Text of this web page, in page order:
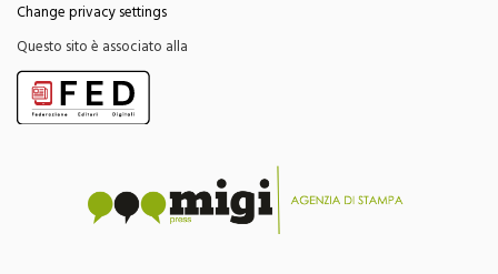
Questo sito è associato alla